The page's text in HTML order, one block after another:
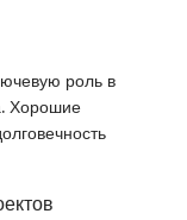
роль в
Хорошие